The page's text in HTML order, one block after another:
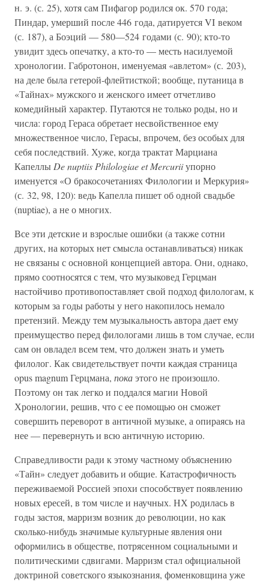
н. э. (с. 25), хотя сам Пифагор родился ок. 570 года;
Пиндар, умерший после 446 года, датируется VI веком
(с. 187), а Боэций — 580—524 годами (с. 90); кто-то
увидит здесь опечатку, а кто-то — месть насилуемой
хронологии. Габротонон, именуемая «авлетом» (с. 203),
на деле была гетерой-флейтисткой; вообще, путаница в
«Тайнах» мужского и женского имеет отчетливо
комедийный характер. Путаются не только роды, но и
числа: город Гераса обретает несвойственное ему
множественное число, Герасы, впрочем, без особых для
себя последствий. Хуже, когда трактат Марциана
Капеллы De nuptiis Philologiae et Mercuriiупорно
именуется «О бракосочетаниях Филологии и Меркурия»
(с. 32, 98, 120): ведь Капелла пишет об одной свадьбе
(nuptiae), а не о многих.
Все эти детские и взрослые ошибки (а также сотни
других, на которых нет смысла останавливаться) никак
не связаны с основной концепцией автора. Они, однако,
прямо соотносятся с тем, что музыковед Герцман
настойчиво противопоставляет свой подход филологам, к
которым за годы работы у него накопилось немало
претензий. Между тем музыкальность автора дает ему
преимущество перед филологами лишь в том случае, если
сам он овладел всем тем, что должен знать и уметь
филолог. Как свидетельствует почти каждая страница
opus magnum Герцмана, покаэтого не произошло.
Поэтому он так легко и поддался магии Новой
Хронологии, решив, что с ее помощью он сможет
совершить переворот в античной музыке, а опираясь на
нее — перевернуть и всю античную историю.
Справедливости ради к этому частному объяснению
«Тайн» следует добавить и общие. Катастрофичность
переживаемой Россией эпохи способствует появлению
новых ересей, в том числе и научных. НХ родилась в
годы застоя, марризм возник до революции, но как
сколько-нибудь значимые культурные явления они
оформились в обществе, потрясенном социальными и
политическими сдвигами. Марризм стал официальной
доктриной советского языкознания, фоменковщина уже